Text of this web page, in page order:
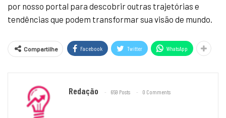
por nosso portal para descobrir outras trajetórias e
tendências que podem transformar sua visão de mundo.
Compartilhe Facebook Twitter WhatsApp
Redação 659 Posts 0 Comments